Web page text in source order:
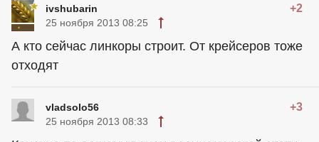
ivshubarin +2
25 ноября 2013 08:25
А кто сейчас линкоры строит. От крейсеров тоже
отходят
vladsolo56 +3
25 ноября 2013 08:33